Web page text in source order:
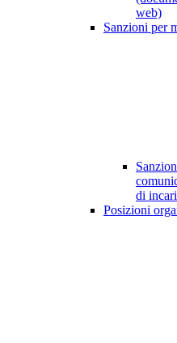
web)
Sanzioni per
di
Posizioni